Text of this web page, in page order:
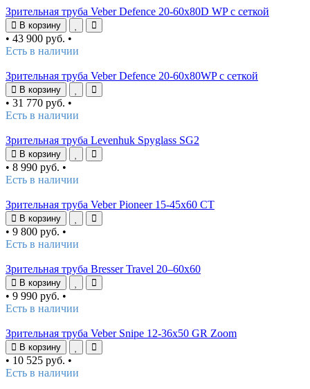
Зрительная труба Veber Defence 20-60x80D WP с сеткой
В корзину
• 43 900 руб. •
Есть в наличии
Зрительная труба Veber Defence 20-60x80WP с сеткой
В корзину
• 31 770 руб. •
Есть в наличии
Зрительная труба Levenhuk Spyglass SG2
В корзину
• 8 990 руб. •
Есть в наличии
Зрительная труба Veber Pioneer 15-45x60 CT
В корзину
• 9 800 руб. •
Есть в наличии
Зрительная труба Bresser Travel 20–60x60
В корзину
• 9 990 руб. •
Есть в наличии
Зрительная труба Veber Snipe 12-36x50 GR Zoom
В корзину
• 10 525 руб. •
Есть в наличии